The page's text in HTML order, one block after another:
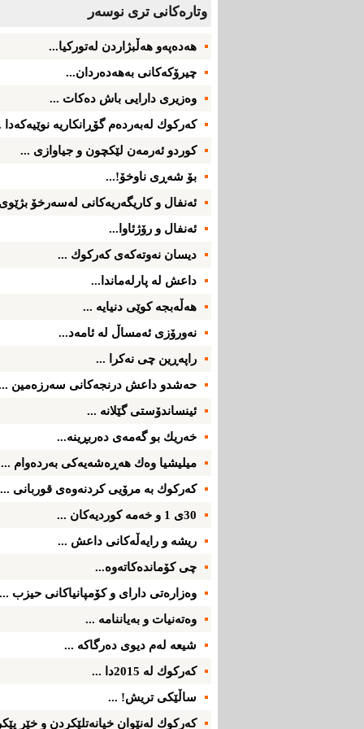
وتاره‌کانی تری نوسه‌ر
هەدەپەو هه‌ڵبژاردن‌ لەتوركیا...
چیرۆكه‌كانی‌ به‌هه‌ده‌ردان...
وه‌زیری‌ دارایی‌ باش ده‌كات ...
كه‌ركوك له‌به‌رده‌م گۆڕانكاریه‌ نوێیه‌كه‌دا
كوردو ئه‌رمه‌ن لێكچون و جیاوازی ...
بۆ شه‌ڕی‌ ناوخۆ!...
ئه‌نفال و كاریگه‌ریه‌كانی‌ له‌سه‌رخۆ
ئه‌نفال و رۆژئاوا...
دیسان نه‌وته‌كه‌ی كه‌ركوك ...
داعش له‌ پارله‌ماندا...
هه‌ڵه‌بجه‌ كوێی دنیایه‌ ...
نه‌ورۆزی ئه‌مساڵ له‌ ئامه‌د...
راپه‌ڕین چی‌ نه‌كرا ...
حه‌شدو داعش درنجه‌كانی سه‌رزه‌مین
ئینساندۆستی گێلانه‌ ...
خه‌ریك بو گه‌مه‌ی ده‌ربڕینه‌...
میلیشیا وه‌ك هه‌ڕه‌شه‌یه‌كی به‌رده‌وام ...
كه‌ركوك به‌ مرۆیی كردنه‌وه‌ی قوربانی ...
30ی 1 و خه‌مه‌ كوردیه‌كان ...
ریشه‌ و رایه‌ڵه‌كانی داعش ...
چی كۆمانده‌كاته‌وه‌...
وه‌زاره‌تی‌ دارای‌ و كۆمپانیاكانی‌ حیزب ...
وه‌ته‌نیات و به‌یاننامه‌ ...
شیعه‌ له‌م دیوی‌ ده‌رگاكه‌ ...
كه‌ركوك له‌ 2015دا ...
ساڵێكی‌ تریش! ...
كه‌ركوك له‌نێوان خیانه‌تلێكردن و خێر